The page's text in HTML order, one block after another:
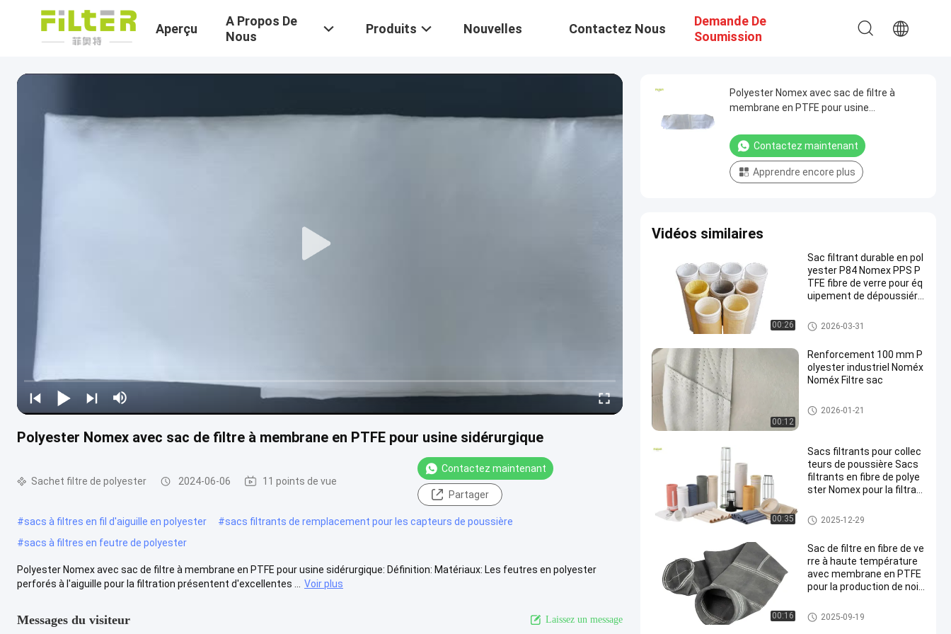
Aperçu
A Propos De
Nous
Produits Nouvelles Contactez Nous
Demande De
Soumission
Polyester Nomex avec sac de filtre à membrane en PTFE pour usine sidérurgique
Sachet filtre de polyester 2024-06-06 11 points de vue
Contactez maintenant
Partager
#sacs à filtres en fil d'aiguille en polyester #sacs filtrants de remplacement pour les capteurs de poussière
#sacs à filtres en feutre de polyester
Polyester Nomex avec sac de filtre à membrane en PTFE pour usine sidérurgique: Définition: Matériaux: Les feutres en polyester
perforés à l'aiguille pour la filtration présentent d'excellentes ...
Voir plus
Messages du visiteur Laissez un message
Polyester Nomex avec sac de filtre à
membrane en PTFE pour usine
Contactez maintenant
Apprendre encore plus
Vidéos similaires
00:26
Sac filtrant durable en pol
yester P84 Nomex PPS P
TFE fibre de verre pour éq
uipement de dépoussiére
Sachet filtre de polyester
2026-03-31
00:12
Renforcement 100 mm P
olyester industriel Noméx
Noméx Filtre sac
sacs filtrants à haute tempéra
ture
2026-01-21
00:35
Sacs filtrants pour collec
teurs de poussière Sacs
filtrants en fibre de polye
ster Nomex pour la filtrati
ines d'asphalte avec une
résistance à la traction e
Sachet filtre de polyester
2025-12-29
00:16
Sac de filtre en fibre de ve
rre à haute température
avec membrane en PTFE
pour la production de noir
sacs à filtres en fibre de verre
2025-09-19